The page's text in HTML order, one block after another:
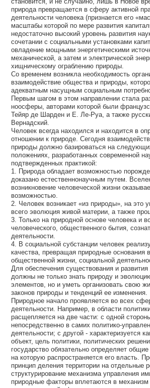
природа превращается в сферу активной
деятельности человека (признается его
масштабы которой по мере развития
недостаточно высокий уровень развития
сочетании с социальными установками
овладение мощными энергетическими
механической, а затем и электрической
хищническому ограблению природы.
Со временем возникла необходимость
взаимодействие общества и природы,
адекватным насущным социальным
Первым шагом в этом направлении стала
ноосферы, авторами которой были
Тейяр де Шарден и Е. Ле-Руа, а также
Вернадский.
Человек всегда находился и находится в
отношении к природе. Сегодня
природы должно базироваться на
положениях, разработанных современной
подтвержденных практикой:
1. Природа обладает возможностью
доказано естественнонаучным путем.
возникновение человеческой жизни
возможностью.
2. Человек возникает «из природы», на это
всего эволюция живой материи, а также
3. Только на природной основе человека и
человеческого, общественного бытия,
деятельности.
4. В социальной субстанции человек
качества, превращая природные основания
общественной жизни, социальной
Для обеспечения существования и
должны не только знать природу и
элементов, но и уметь организовать свою
законов природы и тенденций ее изменения.
Природное начало проявляется во всех
деятельности. Например, в области
расщепляется на две части: с одной
непосредственно в самих политико-
деятельности; с другой - характеризуется
объект, цель политики, политических
государство обязательно определяет
на которую распространяется его власть.
принцип деления территории на отдельные
структурирование механизма управления
природные факторы вплетаются в механизм